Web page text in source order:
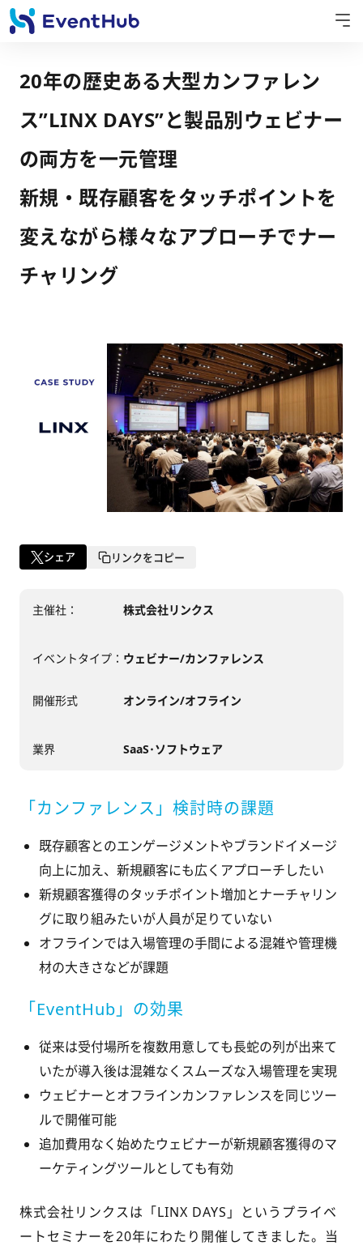
20年の歴史ある大型カンファレン
ス”LINX DAYS”と製品別ウェビナー
の両方を一元管理
新規・既存顧客をタッチポイントを
変えながら様々なアプローチでナー
チャリング
シェア リンクをコピー
主催社： 株式会社リンクス
イベントタイプ： ウェビナー/カンファレンス
開催形式 オンライン/オフライン
業界 SaaS･ソフトウェア
「カンファレンス」検討時の課題
既存顧客とのエンゲージメントやブランドイメージ
向上に加え、新規顧客にも広くアプローチしたい
新規顧客獲得のタッチポイント増加とナーチャリン
グに取り組みたいが人員が足りていない
オフラインでは入場管理の手間による混雑や管理機
材の大きさなどが課題
「EventHub」の効果
従来は受付場所を複数用意しても長蛇の列が出来て
いたが導入後は混雑なくスムーズな入場管理を実現
ウェビナーとオフラインカンファレンスを同じツー
ルで開催可能
追加費用なく始めたウェビナーが新規顧客獲得のマ
ーケティングツールとしても有効
株式会社リンクスは「LINX DAYS」というプライベ
ートセミナーを20年にわたり開催してきました。当